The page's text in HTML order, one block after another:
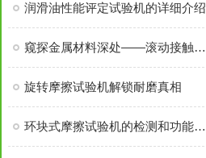
润滑油性能评定试验机的详细介绍
窥探金属材料深处——滚动接触疲劳试验机的应用与意义
旋转摩擦试验机解锁耐磨真相
环块式摩擦试验机的检测和功能介绍